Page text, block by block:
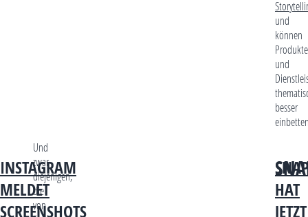
und
können
Produkte
und
besser
INSTAGRAM
MELDET
SCREENSHOTS
Und
zwar
diejenigen,
die
von
HAT
JETZT